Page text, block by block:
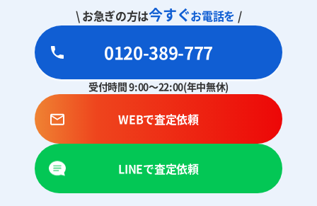
\ お急ぎの方は今すぐお電話を /
0120-389-777
受付時間 9:00～22:00(年中無休)
WEBで査定依頼
LINEで査定依頼